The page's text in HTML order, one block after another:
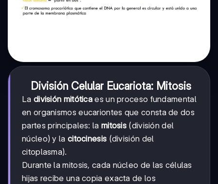
División Celular Eucariota: Mitosis
La división mitótica es un proceso fundamental
en organismos eucariontes que consta de dos
partes principales: la mitosis (división del
núcleo) y la citocinesis (división del
citoplasma).
Durante la mitosis, cada núcleo de las células
hijas recibe una copia exacta de los